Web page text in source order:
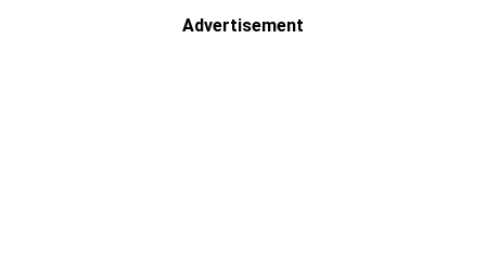
Advertisement